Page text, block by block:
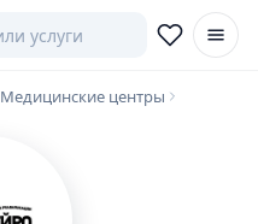
Медицинские центры